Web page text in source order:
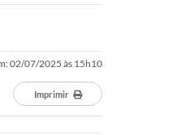
02/07/2025 às 15h10
Imprimir